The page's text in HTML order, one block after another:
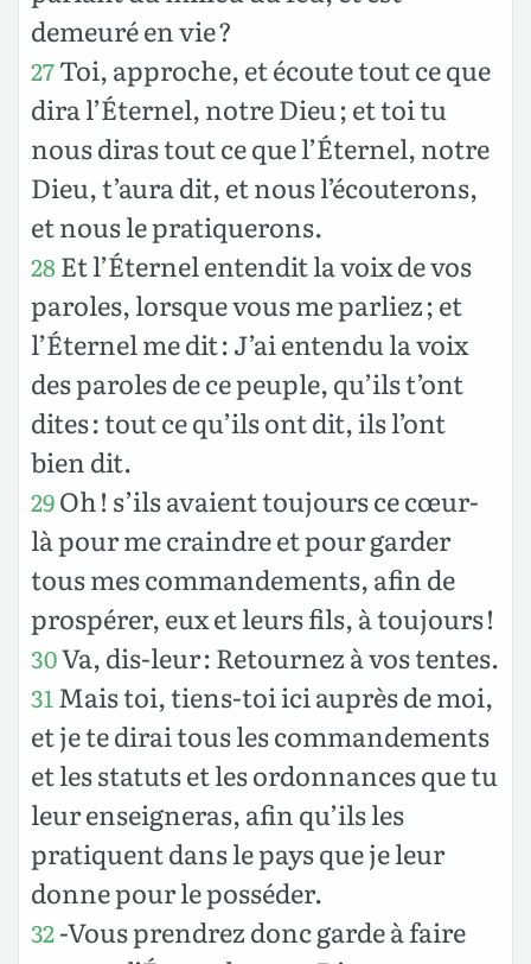
demeuré en vie ?
27Toi, approche, et écoute tout ce que
dira l’Éternel, notre Dieu ; et toi tu
nous diras tout ce que l’Éternel, notre
Dieu, t’aura dit, et nous l’écouterons,
et nous le pratiquerons.
28Et l’Éternel entendit la voix de vos
paroles, lorsque vous me parliez ; et
l’Éternel me dit : J’ai entendu la voix
des paroles de ce peuple, qu’ils t’ont
dites : tout ce qu’ils ont dit, ils l’ont
bien dit.
29Oh ! s’ils avaient toujours ce cœur-
là pour me craindre et pour garder
tous mes commandements, afin de
prospérer, eux et leurs fils, à toujours !
30Va, dis-leur : Retournez à vos tentes.
31 Mais toi, tiens-toi ici auprès de moi,
et je te dirai tous les commandements
et les statuts et les ordonnances que tu
leur enseigneras, afin qu’ils les
pratiquent dans le pays que je leur
donne pour le posséder.
32-Vous prendrez donc garde à faire